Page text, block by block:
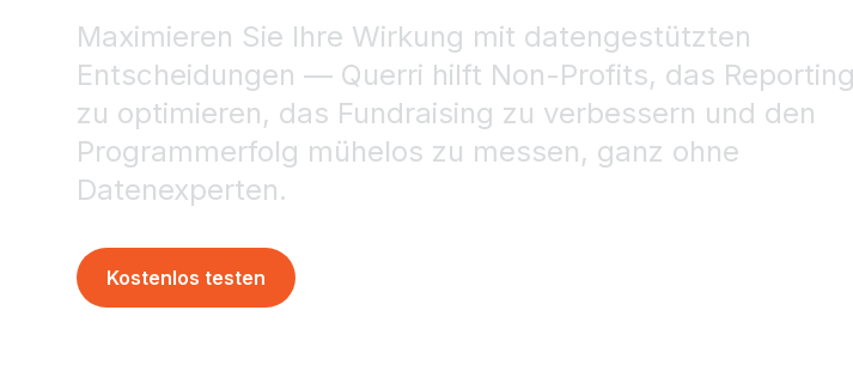
Maximieren Sie Ihre Wirkung mit datengestützten
Entscheidungen — Querri hilft Non-Profits, das Reporting
zu optimieren, das Fundraising zu verbessern und den
Programmerfolg mühelos zu messen, ganz ohne
Datenexperten.
Kostenlos testen